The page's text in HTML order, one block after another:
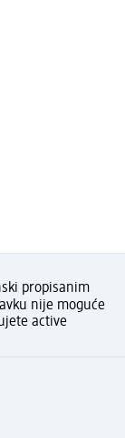
propisanim
nije moguće
active